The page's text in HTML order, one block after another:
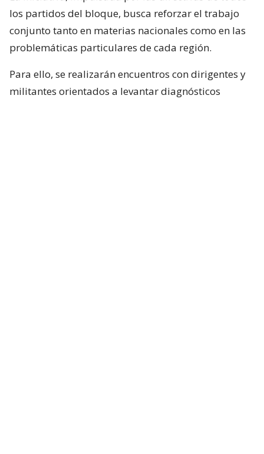
los partidos del bloque, busca reforzar el trabajo
conjunto tanto en materias nacionales como en las
problemáticas particulares de cada región.
Para ello, se realizarán encuentros con dirigentes y
militantes orientados a levantar diagnósticos